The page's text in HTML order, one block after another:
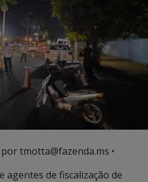
por tmotta@fazenda.ms •
agentes de fiscalização de